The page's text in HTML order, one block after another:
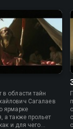
в области тайн
Сагалаев
ярмарке
а также прольет
и для чего